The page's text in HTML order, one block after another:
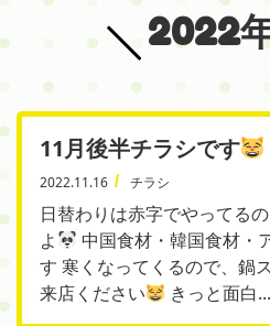
2022
11月後半チラシです
2022.11.16 チラシ
日替わりは赤字でやってる
よ
中国食材・韓国食材・
す 寒くなってくるので、鍋
来店ください
きっと面白...